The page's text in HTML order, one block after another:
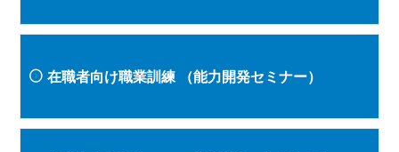
在職者向け職業訓練 （能力開発セミナー）